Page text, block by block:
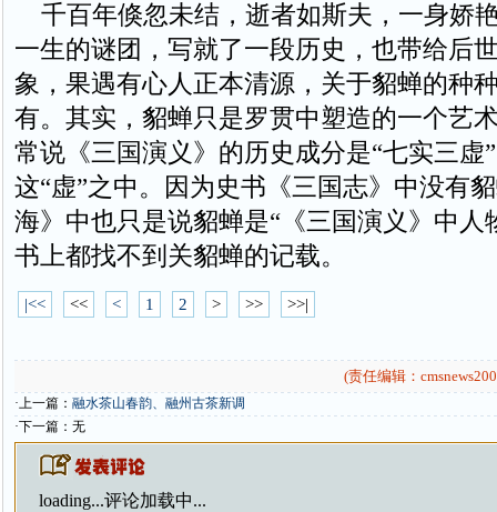
千百年倏忽未结，逝者如斯夫，一身娇
一生的谜团，写就了一段历史，也带给后
象，果遇有心人正本清源，关于貂蝉的种
有。其实，貂蝉只是罗贯中塑造的一个艺
常说《三国演义》的历史成分是“七实三虚
这“虚”之中。因为史书《三国志》中没有
海》中也只是说貂蝉是“《三国演义》中人
书上都找不到关貂蝉的记载。
|<< << < 1 2 > >> >>|
(责任编辑：
·上一篇： 融水茶山春韵、融州古茶新调
·下一篇：无
loading...评论加载中...